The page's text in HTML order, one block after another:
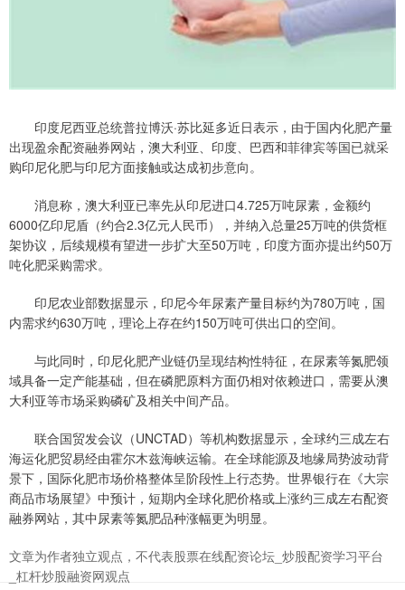
印度尼西亚总统普拉博沃·苏比延多近日表示，由于国内化肥产量
出现盈余配资融券网站，澳大利亚、印度、巴西和菲律宾等国已就采
购印尼化肥与印尼方面接触或达成初步意向。
消息称，澳大利亚已率先从印尼进口4.725万吨尿素，金额约
6000亿印尼盾（约合2.3亿元人民币），并纳入总量25万吨的供货框
架协议，后续规模有望进一步扩大至50万吨，印度方面亦提出约50万
吨化肥采购需求。
印尼农业部数据显示，印尼今年尿素产量目标约为780万吨，国
内需求约630万吨，理论上存在约150万吨可供出口的空间。
与此同时，印尼化肥产业链仍呈现结构性特征，在尿素等氮肥领
域具备一定产能基础，但在磷肥原料方面仍相对依赖进口，需要从澳
大利亚等市场采购磷矿及相关中间产品。
联合国贸发会议（UNCTAD）等机构数据显示，全球约三成左右
海运化肥贸易经由霍尔木兹海峡运输。在全球能源及地缘局势波动背
景下，国际化肥市场价格整体呈阶段性上行态势。世界银行在《大宗
商品市场展望》中预计，短期内全球化肥价格或上涨约三成左右配资
融券网站，其中尿素等氮肥品种涨幅更为明显。
文章为作者独立观点，不代表股票在线配资论坛_炒股配资学习平台
_杠杆炒股融资网观点